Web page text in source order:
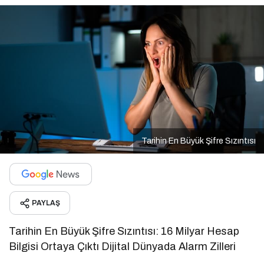
Tarihin En Büyük Şifre Sızıntısı
PAYLAŞ
Tarihin En Büyük Şifre Sızıntısı: 16 Milyar Hesap
Bilgisi Ortaya Çıktı Dijital Dünyada Alarm Zilleri